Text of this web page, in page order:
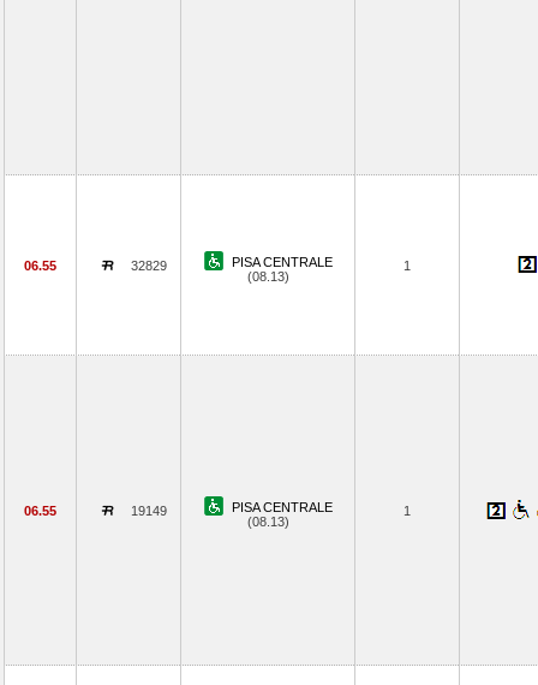
06.55 32829
PISA CENTRALE
(08.13)
1
06.55 19149
PISA CENTRALE
(08.13)
1